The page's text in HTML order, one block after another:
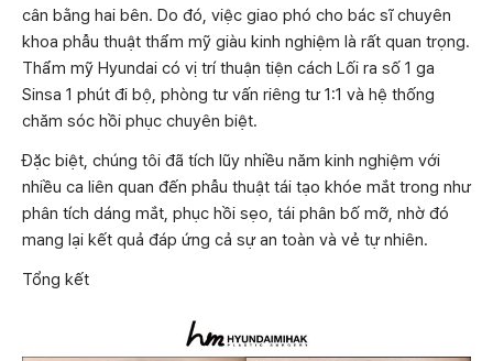
cân bằng hai bên. Do đó, việc giao phó cho bác sĩ chuyên
khoa phẫu thuật thẩm mỹ giàu kinh nghiệm là rất quan trọng.
Thẩm mỹ Hyundai có vị trí thuận tiện cách Lối ra số 1 ga
Sinsa 1 phút đi bộ, phòng tư vấn riêng tư 1:1 và hệ thống
chăm sóc hồi phục chuyên biệt.
Đặc biệt, chúng tôi đã tích lũy nhiều năm kinh nghiệm với
nhiều ca liên quan đến phẫu thuật tái tạo khóe mắt trong như
phân tích dáng mắt, phục hồi sẹo, tái phân bố mỡ, nhờ đó
mang lại kết quả đáp ứng cả sự an toàn và vẻ tự nhiên.
Tổng kết